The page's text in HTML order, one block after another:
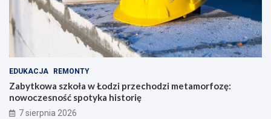
EDUKACJA REMONTY
Zabytkowa szkoła w Łodzi przechodzi metamorfozę:
nowoczesność spotyka historię
7 sierpnia 2026